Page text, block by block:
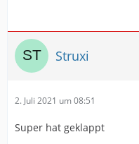
Struxi
2. Juli 2021 um 08:51
Super hat geklappt